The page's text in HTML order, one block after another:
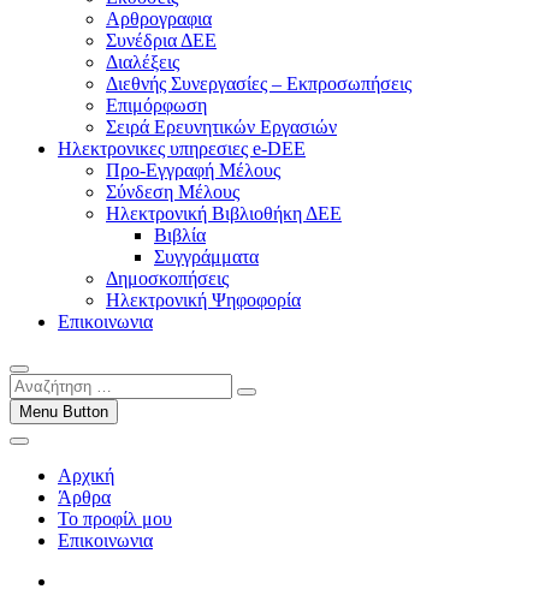
Αρθρογραφια
Συνέδρια ΔΕΕ
Διαλέξεις
Διεθνής Συνεργασίες – Εκπροσωπήσεις
Επιμόρφωση
Σειρά Ερευνητικών Εργασιών
Ηλεκτρονικες υπηρεσιες e-DEE
Προ-Εγγραφή Μέλους
Σύνδεση Μέλους
Ηλεκτρονική Βιβλιοθήκη ΔΕΕ
Βιβλία
Συγγράμματα
Δημοσκοπήσεις
Ηλεκτρονική Ψηφοφορία
Επικοινωνια
Αναζήτηση
…Menu Button
Αρχική
Άρθρα
Το προφίλ μου
Επικοινωνια